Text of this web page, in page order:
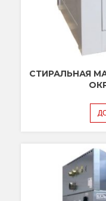
CТИРАЛЬНАЯ